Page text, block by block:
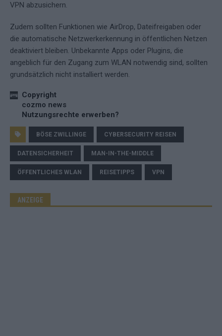
VPN abzusichern.
Zudem sollten Funktionen wie AirDrop, Dateifreigaben oder
die automatische Netzwerkerkennung in öffentlichen Netzen
deaktiviert bleiben. Unbekannte Apps oder Plugins, die
angeblich für den Zugang zum WLAN notwendig sind, sollten
grundsätzlich nicht installiert werden.
Copyright
cozmo news
Nutzungsrechte erwerben?
BÖSE ZWILLINGE CYBERSECURITY REISEN
DATENSICHERHEIT MAN-IN-THE-MIDDLE
ÖFFENTLICHES WLAN REISETIPPS VPN
ANZEIGE